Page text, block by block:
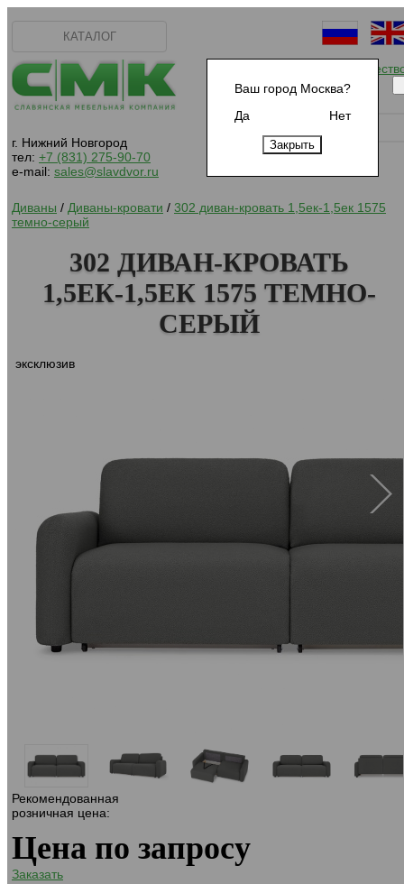
Ваш город Москва?
Да
Нет
КАТАЛОГ
г. Нижний Новгород
тел: +7 (831) 275-90-70
e-mail: sales@slavdvor.ru
Начать
Диваны / Диваны-кровати / 302 диван-кровать 1,5ек-1,5ек 1575
темно-серый
Рекомендованная
розничная цена:
Цена по запросу
Заказать
302 ДИВАН-КРОВАТЬ
1,5ЕК-1,5ЕК 1575 ТЕМНО-
СЕРЫЙ
эксклюзив